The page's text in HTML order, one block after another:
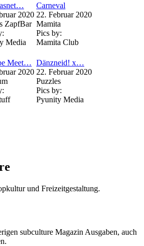
2020
ZapfBar
Media
Carneval
22. Februar 2020
Mamita
Pics by:
Mamita Club
Meet…
2020
Dänzneid! x…
22. Februar 2020
Puzzles
Pics by:
Pyunity Media
und Freizeitgestaltung.
subculture Magazin Ausgaben, auch